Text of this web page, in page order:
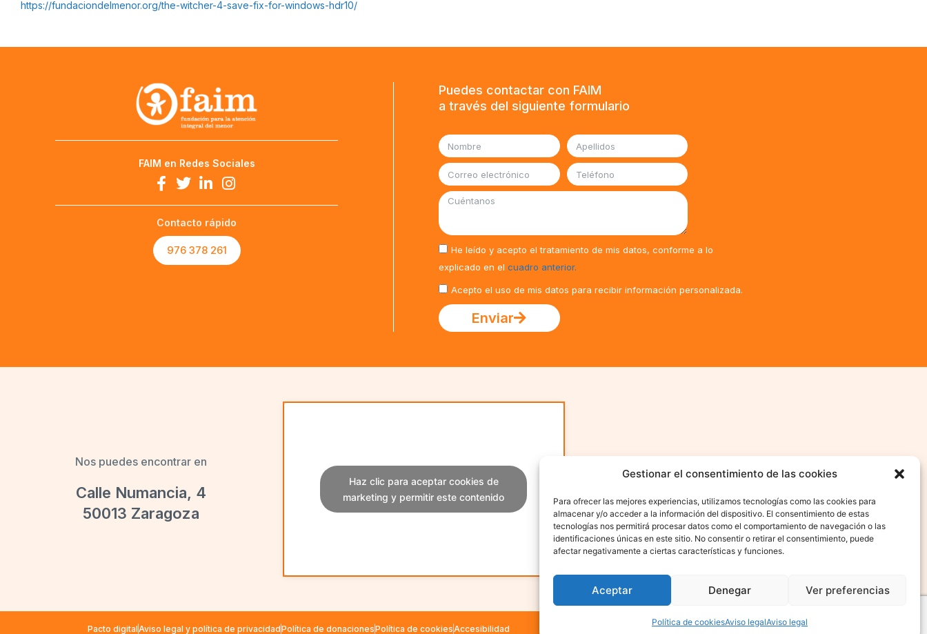
Gestionar el consentimiento de las cookies
Para ofrecer las mejores experiencias, utilizamos tecnologías como las cookies para
almacenar y/o acceder a la información del dispositivo. El consentimiento de estas
tecnologías nos permitirá procesar datos como el comportamiento de navegación o las
identificaciones únicas en este sitio. No consentir o retirar el consentimiento, puede
afectar negativamente a ciertas características y funciones.
Aceptar Denegar Ver preferencias
Política de cookiesAviso legalAviso legal
https://fundaciondelmenor.org/the-witcher-4-save-fix-for-windows-hdr10/
FAIM en Redes Sociales
Contacto rápido
976 378 261
Puedes contactar con FAIM
a través del siguiente formulario
He leído y acepto el tratamiento de mis datos, conforme a lo
explicado en el cuadro anterior.
Acepto el uso de mis datos para recibir información personalizada.
Enviar
Nos puedes encontrar en
Calle Numancia, 4
50013 Zaragoza
Haz clic para aceptar cookies de
marketing y permitir este contenido
Pacto digitalAviso legal y política de privacidadPolítica de donacionesPolítica de cookiesAccesibilidad Fundación Para La Atención Integral Del Menor © FAIM